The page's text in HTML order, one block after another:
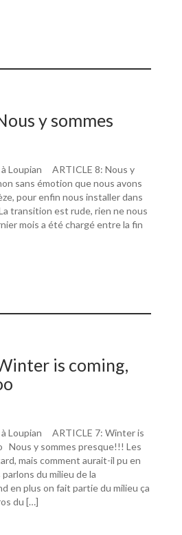
y sommes
Loupian ARTICLE 8: Nous y
sans émotion que nous avons
pour enfin nous installer dans
transition est rude, rien ne nous
mois a été chargé entre la fin
is coming,
Loupian ARTICLE 7: Winter is
Nous y sommes presque!!! Les
mais comment aurait-il pu en
du milieu de la
en plus on fait partie du milieu ça
du […]